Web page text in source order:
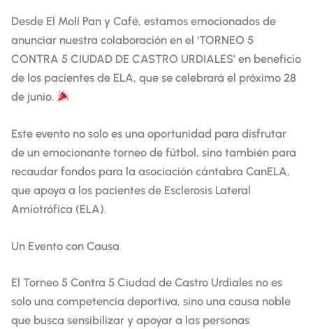
Desde El Molí Pan y Café, estamos emocionados de
anunciar nuestra colaboración en el ‘TORNEO 5
CONTRA 5 CIUDAD DE CASTRO URDIALES’ en beneficio
de los pacientes de ELA, que se celebrará el próximo 28
de junio.
Este evento no solo es una oportunidad para disfrutar
de un emocionante torneo de fútbol, sino también para
recaudar fondos para la asociación cántabra CanELA,
que apoya a los pacientes de Esclerosis Lateral
Amiotrófica (ELA).
Un Evento con Causa
El Torneo 5 Contra 5 Ciudad de Castro Urdiales no es
solo una competencia deportiva, sino una causa noble
que busca sensibilizar y apoyar a las personas